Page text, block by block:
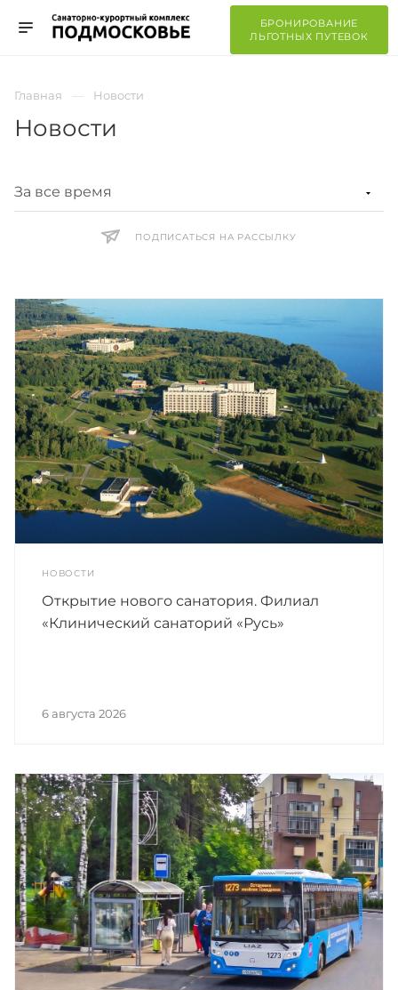
БРОНИРОВАНИЕ
ЛЬГОТНЫХ ПУТЕВОК
Главная Новости
Новости
ПОДПИСАТЬСЯ НА РАССЫЛКУ
НОВОСТИ
Открытие нового санатория. Филиал
«Клинический санаторий «Русь»
6 августа 2026